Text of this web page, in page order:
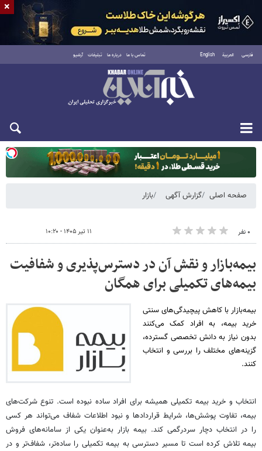
فارسی العربية English تماس با ما درباره ما تبلیغات آرشیو
دوشنبه ۱۹ مرداد ۱۴۰۵
صفحه اصلی گزارش آگهی بازار
۰ نفر ۱۱ تیر ۱۴۰۵ - ۱۰:۲۰
بیمه‌بازار و نقش آن در دسترس‌پذیری و شفافیت
بیمه‌های تکمیلی برای همگان
بیمه‌بازار با کاهش پیچیدگی‌های سنتی
خرید بیمه، به افراد کمک می‌کنند
بدون نیاز به دانش تخصصی گسترده،
گزینه‌های مختلف را بررسی و انتخاب
کنند.
انتخاب و خرید بیمه تکمیلی همیشه برای افراد ساده نبوده است. تنوع شرکت‌های
بیمه، تفاوت پوشش‌ها، شرایط قراردادها و نبود اطلاعات شفاف می‌تواند هر کسی
را در انتخاب دچار سردرگمی کند. بیمه بازار به‌عنوان یکی از سامانه‌های فروش
بیمه تلاش کرده‌ است تا مسیر دسترسی به بیمه تکمیلی را ساده‌تر، شفاف‌تر و در
×